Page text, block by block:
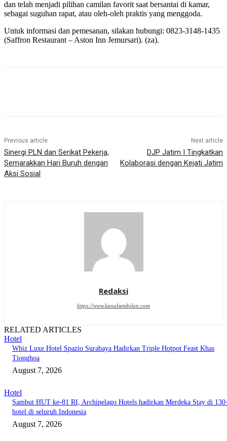
dan telah menjadi pilihan camilan favorit saat bersantai di kamar,
sebagai suguhan rapat, atau oleh-oleh praktis yang menggoda.
Untuk informasi dan pemesanan, silakan hubungi: 0823-3148-1435
(Saffron Restaurant – Aston Inn Jemursari). (za).
Previous article
Sinergi PLN dan Serikat Pekerja,
Semarakkan Hari Buruh dengan
Aksi Sosial
Next article
DJP Jatim I Tingkatkan
Kolaborasi dengan Kejati Jatim
Redaksi
https://www.kanalsembilan.com
RELATED ARTICLES
Hotel
Whiz Luxe Hotel Spazio Surabaya Hadirkan Triple Hotpot Feast Khas
Tionghoa
August 7, 2026
Hotel
Sambut HUT ke-81 RI, Archipelago Hotels hadirkan Merdeka Stay di
hotel di seluruh Indonesia
August 7, 2026